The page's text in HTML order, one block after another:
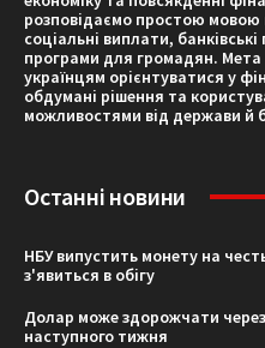
розповідаємо простою
соціальні виплати,
програми для громадян.
українцям орієнтуватися у
обдумані рішення та
можливостями від держави й
Останні новини
НБУ випустить монету на
з'явиться в обігу
Долар може здорожчати
наступного тижня